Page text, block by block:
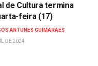
de Cultura termina
feira (17)
ANTUNES GUIMARÃES
DE 2024